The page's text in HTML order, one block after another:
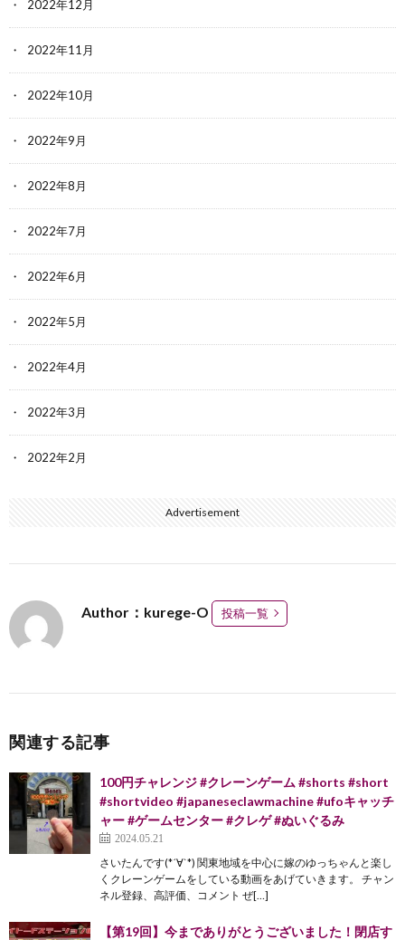
2022年12月
2022年11月
2022年10月
2022年9月
2022年8月
2022年7月
2022年6月
2022年5月
2022年4月
2022年3月
2022年2月
Advertisement
Author：kurege-O 投稿一覧
関連する記事
100円チャレンジ #クレーンゲーム #shorts #short
#shortvideo #japaneseclawmachine #ufoキャッチ
ャー #ゲームセンター #クレゲ #ぬいぐるみ
2024.05.21
さいたんです(*´∀`*) 関東地域を中心に嫁のゆっちゃんと楽し
くクレーンゲームをしている動画をあげていきます。 チャン
ネル登録、高評価、コメント ぜ[…]
【第19回】今までありがとうございました！閉店す